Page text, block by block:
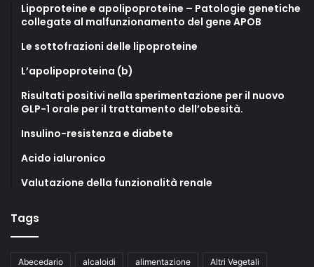
Lipoproteine e apolipoproteine – Patologie genetiche
collegate al malfunzionamento del gene APOB
Le sottofrazioni delle lipoproteine
L’apolipoproteina (b)
Risultati positivi nella sperimentazione per il nuovo
GLP-1 orale per il trattamento dell’obesità.
Insulino-resistenza e diabete
Acido ialuronico
Valutazione della funzionalità renale
Tags
Abecedario alcaloidi alimentazione Altri Vegetali